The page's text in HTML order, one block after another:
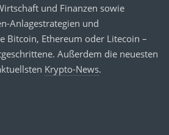
und Finanzen sowie
Anlagestrategien und
Bitcoin, Ethereum oder Litecoin –
Außerdem die neuesten
Krypto-News.